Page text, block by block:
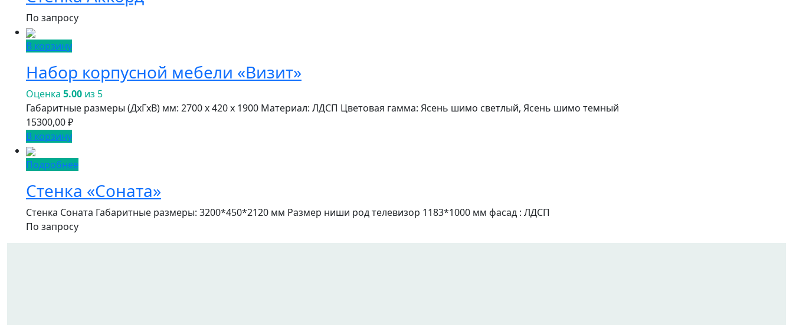
По запросу
В корзину
Набор корпусной мебели «Визит»
Оценка 5.00 из 5
Габаритные размеры (ДxГxВ) мм: 2700 x 420 x 1900 Материал: ЛДСП Цветовая гамма: Ясень шимо светлый, Ясень шимо темный
15300,00₽
В корзину
Подробнее
Стенка «Соната»
Стенка Соната Габаритные размеры: 3200*450*2120 мм Размер ниши род телевизор 1183*1000 мм фасад : ЛДСП
По запросу